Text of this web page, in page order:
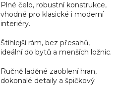
Plné čelo, robustní konstrukce,
vhodné pro klasické i moderní
interiéry.
Štíhlejší rám, bez přesahů,
ideální do bytů a menších ložnic.
Ručně laděné zaoblení hran,
dokonalé detaily a špičkový